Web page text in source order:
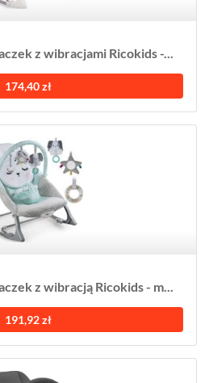
z wibracjami Ricokids -...
174,40 zł
z wibracją Ricokids - m...
191,92 zł